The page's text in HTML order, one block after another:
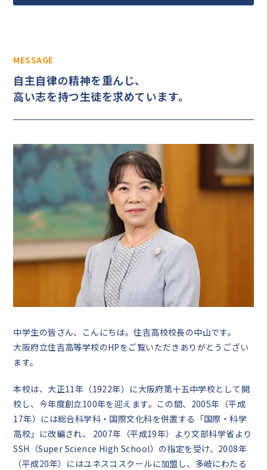
MESSAGE
自主自律の精神を重んじ、
高い志を持つ生徒を求めています。
中学生の皆さん、こんにちは。住吉高校校長の中山です。
大阪府立住吉高等学校のHPをご覧いただきありがとうござい
ます。
本校は、大正11年（1922年）に大阪府第十五中学校として開
校し、今年度創立100年を迎えます。この間、2005年（平成
17年）には総合科学科・国際文化科を併置する「国際・科学
高校」に改編され、 2007年（平成19年）より文部科学省より
SSH（Super Science High School）の指定を受け、2008年
（平成20年）にはユネスコスクールに加盟し、多岐にわたる